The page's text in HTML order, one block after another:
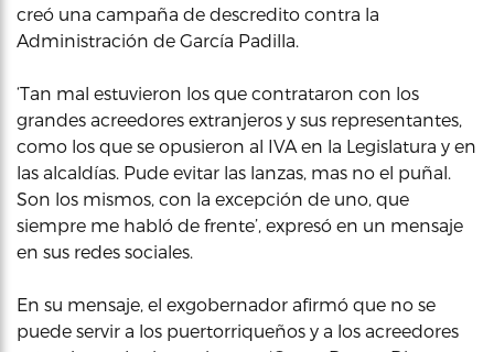
creó una campaña de descredito contra la
Administración de García Padilla.
‘Tan mal estuvieron los que contrataron con los
grandes acreedores extranjeros y sus representantes,
como los que se opusieron al IVA en la Legislatura y en
las alcaldías. Pude evitar las lanzas, mas no el puñal.
Son los mismos, con la excepción de uno, que
siempre me habló de frente’, expresó en un mensaje
en sus redes sociales.
En su mensaje, el exgobernador afirmó que no se
puede servir a los puertorriqueños y a los acreedores